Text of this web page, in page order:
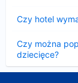
Czy hotel
Czy można
dziecięce?